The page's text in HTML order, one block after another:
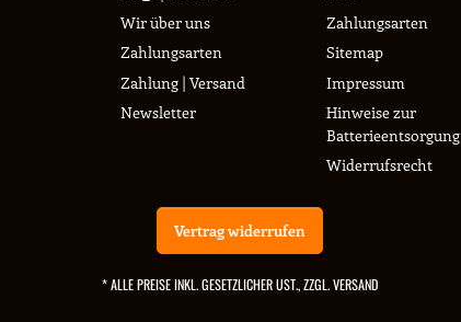
Wir über uns
Zahlungsarten
Zahlung | Versand
Newsletter
Zahlungsarten
Sitemap
Impressum
Hinweise zur
Batterieentsorgung
Widerrufsrecht
Vertrag widerrufen
* ALLE PREISE INKL. GESETZLICHER UST., ZZGL.VERSAND